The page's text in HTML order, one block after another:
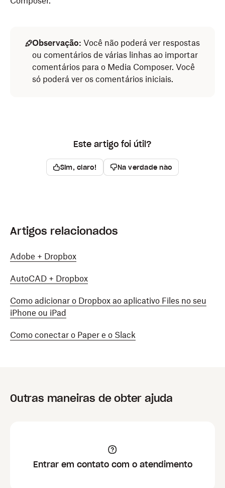
Observação: Você não poderá ver respostas
ou comentários de várias linhas ao importar
comentários para o Media Composer. Você
só poderá ver os comentários iniciais.
Este artigo foi útil?
Sim, claro! Na verdade não
Artigos relacionados
Adobe + Dropbox
AutoCAD + Dropbox
Como adicionar o Dropbox ao aplicativo Files no seu
iPhone ou iPad
Como conectar o Paper e o Slack
Outras maneiras de obter ajuda
Entrar em contato com o atendimento